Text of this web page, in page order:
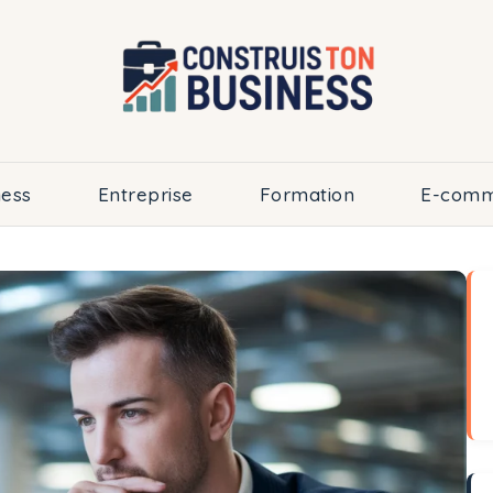
Entreprise Formation E-